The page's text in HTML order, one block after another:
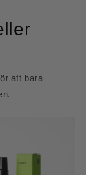
att bara